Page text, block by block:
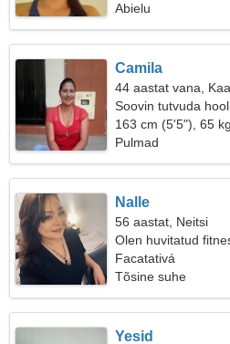
Abielu
Camila
44 aastat vana,
Soovin tutvuda
163 cm (5'5"), 65
Pulmad
Nalle
56 aastat, Neitsi
Olen huvitatud
Facatativá
Tõsine suhe
Yesid